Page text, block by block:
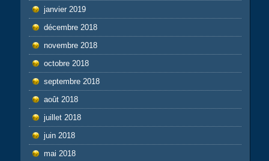
janvier 2019
décembre 2018
novembre 2018
octobre 2018
septembre 2018
août 2018
juillet 2018
juin 2018
mai 2018